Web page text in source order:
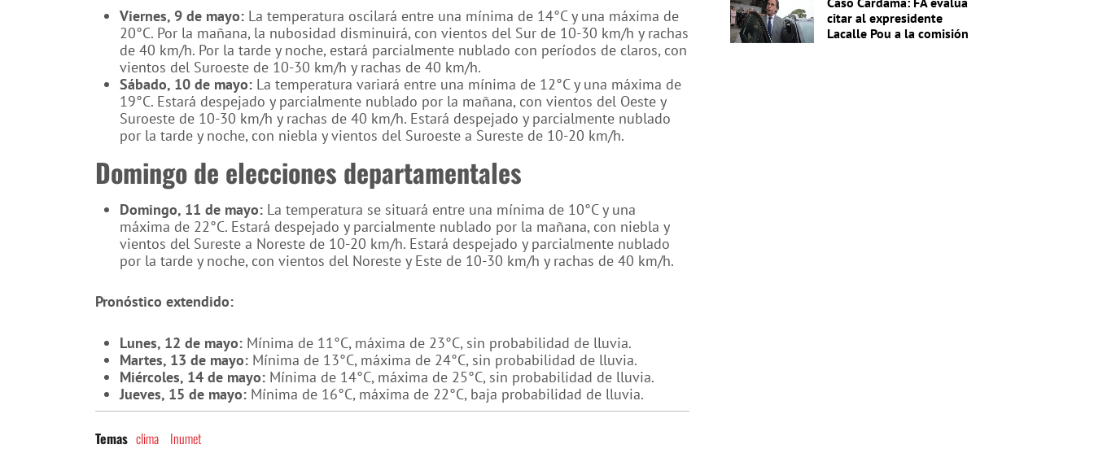
Viernes, 9 de mayo: La temperatura oscilará entre una mínima de 14°C y una máxima de
20°C. Por la mañana, la nubosidad disminuirá, con vientos del Sur de 10-30 km/h y rachas
de 40 km/h. Por la tarde y noche, estará parcialmente nublado con períodos de claros, con
vientos del Suroeste de 10-30 km/h y rachas de 40 km/h.
Sábado, 10 de mayo: La temperatura variará entre una mínima de 12°C y una máxima de
19°C. Estará despejado y parcialmente nublado por la mañana, con vientos del Oeste y
Suroeste de 10-30 km/h y rachas de 40 km/h. Estará despejado y parcialmente nublado
por la tarde y noche, con niebla y vientos del Suroeste a Sureste de 10-20 km/h.
Domingo de elecciones departamentales
Domingo, 11 de mayo: La temperatura se situará entre una mínima de 10°C y una
máxima de 22°C. Estará despejado y parcialmente nublado por la mañana, con niebla y
vientos del Sureste a Noreste de 10-20 km/h. Estará despejado y parcialmente nublado
por la tarde y noche, con vientos del Noreste y Este de 10-30 km/h y rachas de 40 km/h.
Pronóstico extendido:
Lunes, 12 de mayo: Mínima de 11°C, máxima de 23°C, sin probabilidad de lluvia.
Martes, 13 de mayo: Mínima de 13°C, máxima de 24°C, sin probabilidad de lluvia.
Miércoles, 14 de mayo: Mínima de 14°C, máxima de 25°C, sin probabilidad de lluvia.
Jueves, 15 de mayo: Mínima de 16°C, máxima de 22°C, baja probabilidad de lluvia.
Temas clima Inumet
citar al expresidente
Lacalle Pou a la comisión